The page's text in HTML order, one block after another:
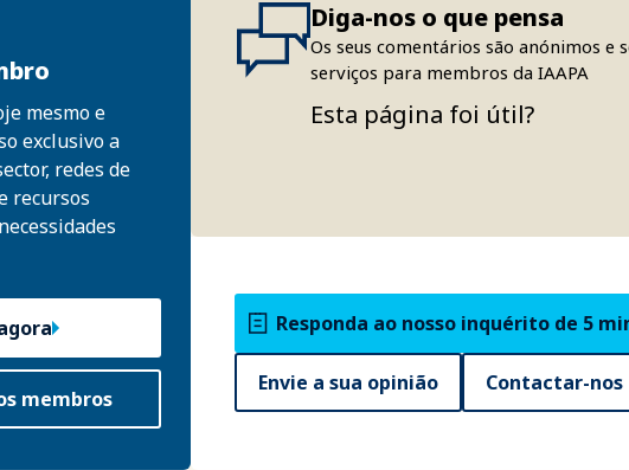
mesmo e
exclusivo a
redes de
recursos
membros
Diga-nos o que pensa
Os seus comentários são anónimos
serviços para membros da IAAPA
Esta página foi útil?
Responda ao nosso inquérito de 5
Envie a sua opinião Contactar-nos